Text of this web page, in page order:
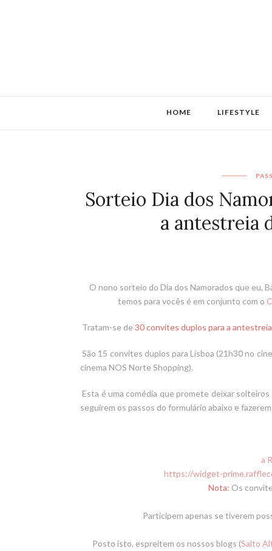
HOME LIFESTYLE
Sorteio Dia dos
a antestreia
O nono sorteio do Dia dos Namorados que eu,
temos para vocês é em conjunto com o
Tratam-se de 30 convites duplos para a antestreia
São 15 convites duplos para Lisboa (21h30 no
cinema NOS Norte Shopping).
Esta é uma comédia que promete deixar
seguirem os passos do formulário abaixo e
a
https://widget-
Nota: Os
Participem apenas se tiverem
Posto isto, espreitem os nossos blogs (Salto